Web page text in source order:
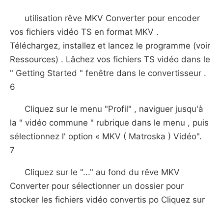
utilisation rêve MKV Converter pour encoder
vos fichiers vidéo TS en format MKV .
Téléchargez, installez et lancez le programme (voir
Ressources) . Lâchez vos fichiers TS vidéo dans le
" Getting Started " fenêtre dans le convertisseur .
6
Cliquez sur le menu "Profil" , naviguer jusqu'à
la " vidéo commune " rubrique dans le menu , puis
sélectionnez l' option « MKV ( Matroska ) Vidéo".
7
Cliquez sur le "..." au fond du rêve MKV
Converter pour sélectionner un dossier pour
stocker les fichiers vidéo convertis po Cliquez sur